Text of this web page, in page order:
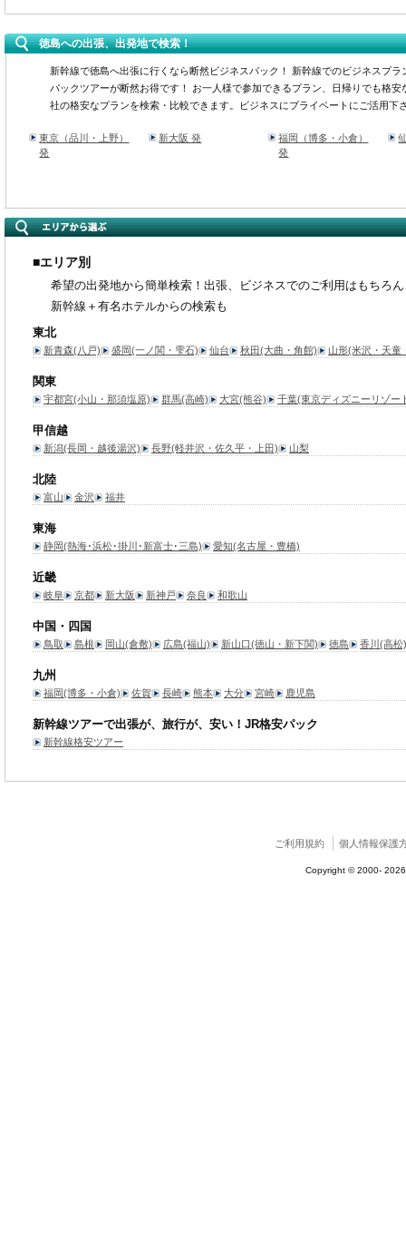
徳島への出張、出発地で検索！
新幹線で徳島へ出張に行くなら断然ビジネスパック！ 新幹線でのビジネスプ
パックツアーが断然お得です！ お一人様で参加できるプラン、日帰りでも格
社の格安なプランを検索・比較できます。ビジネスにプライベートにご活用下
東京（品川・上野）
発
新大阪 発
福岡（博多・小倉）
発
■エリア別
希望の出発地から簡単検索！出張、ビジネスでのご利用はもちろ
新幹線＋有名ホテルからの検索も
東北
新青森(八戸) 盛岡(一ノ関・雫石) 仙台 秋田(大曲・角館) 山形(米沢・天童
関東
宇都宮(小山・那須塩原) 群馬(高崎) 大宮(熊谷) 千葉(東京ディズニーリゾー
甲信越
新潟(長岡・越後湯沢) 長野(軽井沢・佐久平・上田) 山梨
北陸
富山 金沢 福井
東海
静岡(熱海･浜松･掛川･新富士･三島) 愛知(名古屋・豊橋)
近畿
岐阜 京都 新大阪 新神戸 奈良 和歌山
中国・四国
鳥取 島根 岡山(倉敷) 広島(福山) 新山口(徳山・新下関) 徳島 香川(高松)
九州
福岡(博多・小倉) 佐賀 長崎 熊本 大分 宮崎 鹿児島
新幹線ツアーで出張が、旅行が、安い！JR格安パック
新幹線格安ツアー
ご利用規約 個人情報保護
Copyright © 2000-